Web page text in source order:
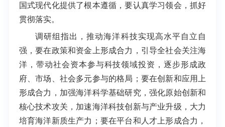
国式现代化提供了根本遵循，要认真学习领会，抓好
贯彻落实。
调研组指出，推动海洋科技实现高水平自立自
强，要在政策和资金上形成合力，引导全社会关注海
洋，带动社会资本参与科技领域投资，逐步形成政
府、市场、社会多元参与的格局；要在创新和应用上
形成合力，加强海洋科学基础研究，强化原始创新和
核心技术攻关，加速海洋科技创新与产业升级，大力
培育海洋新质生产力；要在平台和人才上形成合力，